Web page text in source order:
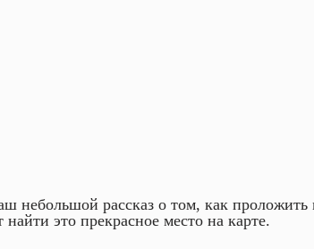
небольшой рассказ о том, как
это прекрасное место на карте.